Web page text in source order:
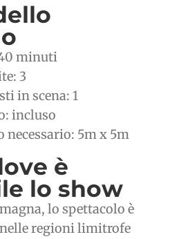
minuti
3
in scena: 1
incluso
necessario: 5m x 5m
è
lo show
lo spettacolo è
regioni limitrofe